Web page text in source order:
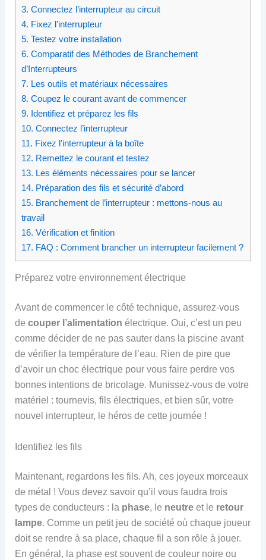
3. Connectez l’interrupteur au circuit
4. Fixez l’interrupteur
5. Testez votre installation
6. Comparatif des Méthodes de Branchement
d’Interrupteurs
7. Les outils et matériaux nécessaires
8. Coupez le courant avant de commencer
9. Identifiez et préparez les fils
10. Connectez l’interrupteur
11. Fixez l’interrupteur à la boîte
12. Remettez le courant et testez
13. Les éléments nécessaires pour se lancer
14. Préparation des fils et sécurité d’abord
15. Branchement de l’interrupteur : mettons-nous au
travail
16. Vérification et finition
17. FAQ : Comment brancher un interrupteur facilement ?
Préparez votre environnement électrique
Avant de commencer le côté technique, assurez-vous
de couper l’alimentation électrique. Oui, c’est un peu
comme décider de ne pas sauter dans la piscine avant
de vérifier la température de l’eau. Rien de pire que
d’avoir un choc électrique pour vous faire perdre vos
bonnes intentions de bricolage. Munissez-vous de votre
matériel : tournevis, fils électriques, et bien sûr, votre
nouvel interrupteur, le héros de cette journée !
Identifiez les fils
Maintenant, regardons les fils. Ah, ces joyeux morceaux
de métal ! Vous devez savoir qu’il vous faudra trois
types de conducteurs : la phase, le neutreet le retour
lampe. Comme un petit jeu de société où chaque joueur
doit se rendre à sa place, chaque fil a son rôle à jouer.
En général, la phase est souvent de couleur noire ou